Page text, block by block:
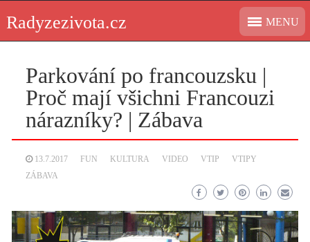
content
Radyzezivota.cz MENU
Parkování po francouzsku |
Proč mají všichni Francouzi
nárazníky? | Zábava
13.7.2017 FUN KULTURA VIDEO VTIP
VTIPY
ZÁBAVA